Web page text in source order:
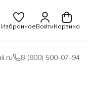
ИзбранноеВойтиКорзина
8 (800) 500-07-94